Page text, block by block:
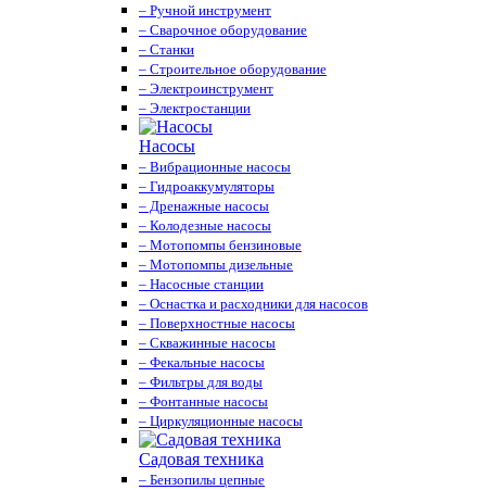
– Ручной инструмент
– Сварочное оборудование
– Станки
– Строительное оборудование
– Электроинструмент
– Электростанции
Насосы
– Вибрационные насосы
– Гидроаккумуляторы
– Дренажные насосы
– Колодезные насосы
– Мотопомпы бензиновые
– Мотопомпы дизельные
– Насосные станции
– Оснастка и расходники для насосов
– Поверхностные насосы
– Скважинные насосы
– Фекальные насосы
– Фильтры для воды
– Фонтанные насосы
– Циркуляционные насосы
Садовая техника
– Бензопилы цепные